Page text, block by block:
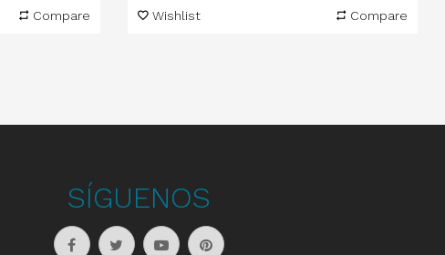
Compare Wishlist Compare
SÍGUENOS